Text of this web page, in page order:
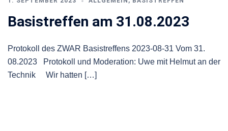
Basistreffen am 31.08.2023
Protokoll des ZWAR Basistreffens 2023-08-31 Vom 31.
08.2023 Protokoll und Moderation: Uwe mit Helmut an der
Technik Wir hatten […]